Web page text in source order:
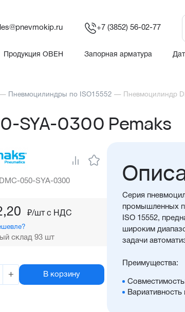
+7 (3852) 56-02-77
Продукция ОВЕН Запорная арматура
Пневмоцилиндры по ISO15552 — Пневмоцилиндр
SYA-0300 Pemaks
050-SYA-0300
₽/шт c НДС
склад 93 шт
+ В корзину
Серия
промышленных
ISO 15552,
широким
задачи
Преимущества: